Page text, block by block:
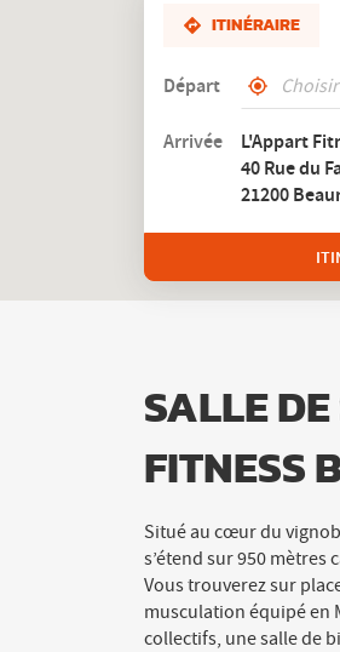
ITINÉRAIRE
Départ
,
un
club
L'Appart
À
Arrivée
L'Appart
40 Rue du
21200
SALLE
FITNESS
Situé au cœur du
s’étend sur 950 mètres
Vous trouverez sur
musculation équipé en
collectifs, une salle de